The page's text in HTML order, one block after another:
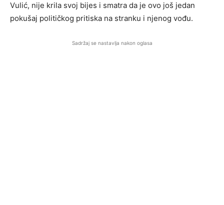
Vulić, nije krila svoj bijes i smatra da je ovo još jedan
pokušaj političkog pritiska na stranku i njenog vođu.
Sadržaj se nastavlja nakon oglasa